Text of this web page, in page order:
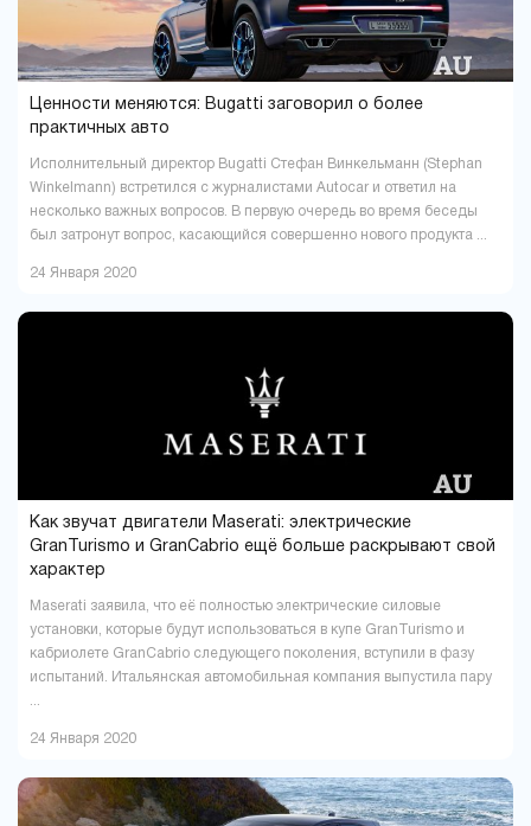
Ценности меняются: Bugatti заговорил о более
практичных авто
Исполнительный директор Bugatti Стефан Винкельманн (Stephan
Winkelmann) встретился с журналистами Autocar и ответил на
несколько важных вопросов. В первую очередь во время беседы
был затронут вопрос, касающийся совершенно нового продукта ...
24 Января 2020
Как звучат двигатели Maserati: электрические
GranTurismo и GranCabrio ещё больше раскрывают свой
характер
Maserati заявила, что её полностью электрические силовые
установки, которые будут использоваться в купе GranTurismo и
кабриолете GranCabrio следующего поколения, вступили в фазу
испытаний. Итальянская автомобильная компания выпустила пару
24 Января 2020